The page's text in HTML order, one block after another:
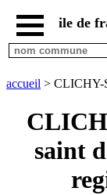
accueil
paris
communes
communes
hauts
ile de
accueil > CLICHY-
saint